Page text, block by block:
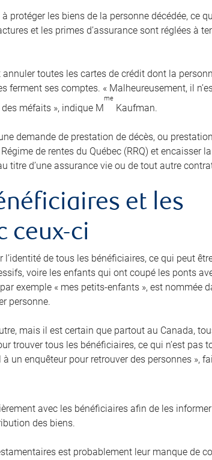
protéger les biens de la personne décédée, ce
et les primes d’assurance sont réglées à
toutes les cartes de crédit dont la
ferment ses comptes. « Malheureusement, il
méfaits », indique M
me
Kaufman.
demande de prestation de décès, ou
de rentes du Québec (RRQ) et encaisser
titre d’une assurance vie ou de tout autre
et les
ceux-ci
l’identité de tous les bénéficiaires, ce qui peut
voire les enfants qui ont coupé les ponts
exemple « mes petits-enfants », est nommée
personne.
mais il est certain que partout au Canada,
trouver tous les bénéficiaires, ce qui n’est pas
un enquêteur pour retrouver des personnes »,
avec les bénéficiaires afin de les
des biens.
est probablement leur manque de